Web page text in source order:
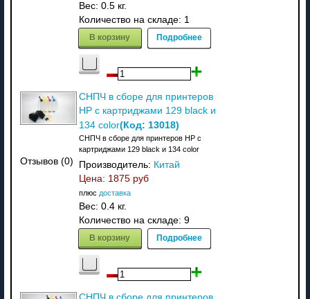
Вес: 0.5 кг.
Количество на складе: 1
В корзину Подробнее
Отзывов (0)
СНПЧ в сборе для принтеров
HP с картриджами 129 black и
134 color(Код: 13018)
СНПЧ в сборе для принтеров HP с
картриджами 129 black и 134 color
Производитель: Китай
Цена: 1875 руб
плюс доставка
Вес: 0.4 кг.
Количество на складе: 9
В корзину Подробнее